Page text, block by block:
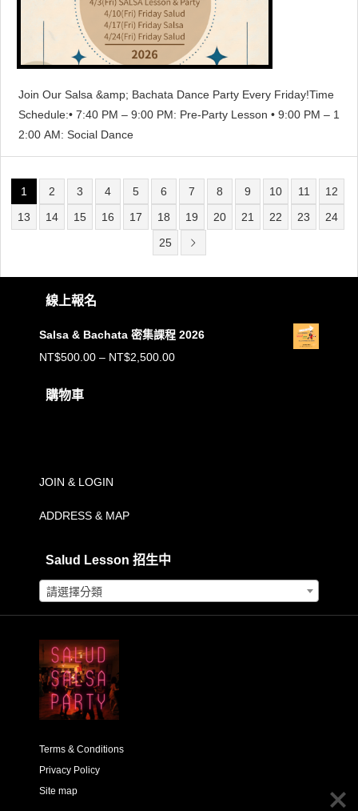
Join Our Salsa &amp; Bachata Dance Party Every Friday!Time
Schedule:• 7:40 PM – 9:00 PM: Pre-Party Lesson • 9:00 PM – 1
2:00 AM: Social Dance
1 2 3 4 5 6 7 8 9 10 11
12
13
14 15 16 17 18 19 20 21 22 23
24
25
線上報名
Salsa & Bachata 密集課程 2026
NT$500.00 – NT$2,500.00價
購物車
JOIN & LOGIN
ADDRESS & MAP
Salud Lesson 招生中
請選擇分類
Terms & Conditions
Privacy Policy
Site map